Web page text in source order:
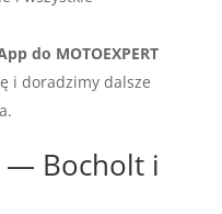
do MOTOEXPERT
i doradzimy dalsze
— Bocholt i